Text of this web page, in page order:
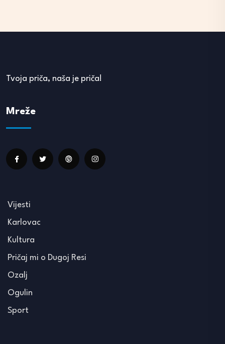
Tvoja priča, naša je priča!
Mreže
Vijesti
Karlovac
Kultura
Pričaj mi o Dugoj Resi
Ozalj
Ogulin
Sport